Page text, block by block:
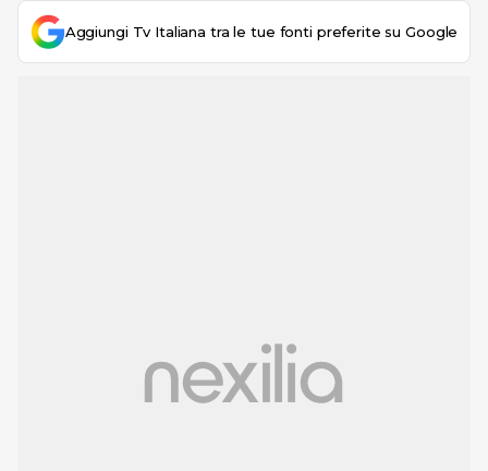
Aggiungi Tv Italiana tra le tue fonti preferite su Google